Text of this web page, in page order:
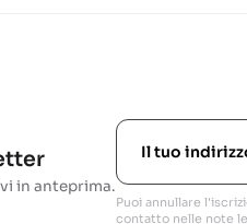
in anteprima.
Puoi annullare
contatto nelle note